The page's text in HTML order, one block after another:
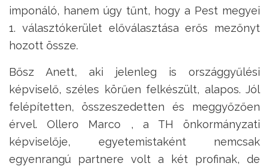
imponáló, hanem úgy tűnt, hogy a Pest megyei
1. választókerület előválasztása erős mezőnyt
hozott össze.
Bősz Anett, aki jelenleg is országgyűlési
képviselő, széles körűen felkészült, alapos. Jól
felépítetten, összeszedetten és meggyőzően
érvel. Ollero Marco , a TH önkormányzati
képviselője, egyetemistaként nemcsak
egyenrangú partnere volt a két profinak, de